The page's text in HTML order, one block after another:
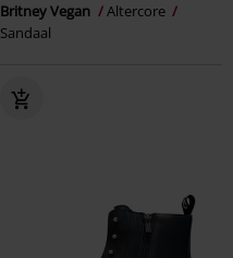
Britney Vegan
Altercore
Sandaal